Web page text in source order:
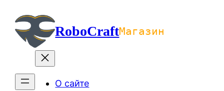
содержимомуRoboCraftМагазин
О сайте